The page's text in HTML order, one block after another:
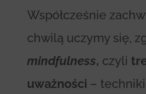
Współcześnie
chwilą uczymy się,
mindfulness, czyli
uważności –